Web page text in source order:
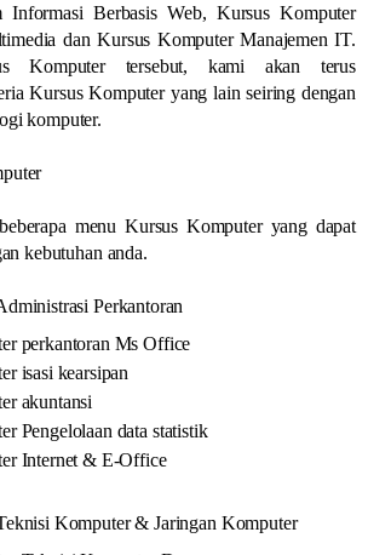
Informasi Berbasis Web, Kursus Komputer
dan Kursus Komputer Manajemen IT.
Komputer tersebut, kami akan terus
Kursus Komputer yang lain seiring dengan
komputer.
menu Kursus Komputer yang dapat
kebutuhan anda.
Perkantoran
perkantoran Ms Office
isasi kearsipan
akuntansi
Pengelolaan data statistik
Internet & E-Office
Komputer & Jaringan Komputer